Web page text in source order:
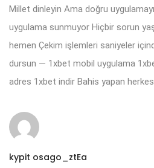
Millet dinleyin Ama doğru
uygulama sunmuyor Hiçbir sorun
hemen Çekim işlemleri saniyeler
dursun — 1xbet mobil uygulama
adres 1xbet indir Bahis yapan
kypit osago_ztEa